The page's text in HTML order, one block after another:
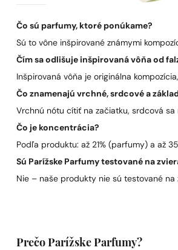
Čo sú parfumy, ktoré ponúkame?
Sú to vône inšpirované známymi
Čím sa odlišuje inšpirovaná vôňa od
Inšpirovaná vôňa je originálna
Čo znamenajú vrchné, srdcové a
Vrchnú nótu cítiť na začiatku, srdcová sa
Čo je koncentrácia?
Podľa produktu: až 21% (parfumy) a až
Sú Parížske Parfumy testované na
Nie – naše produkty nie sú testované na
Prečo Parížske Parfumy?